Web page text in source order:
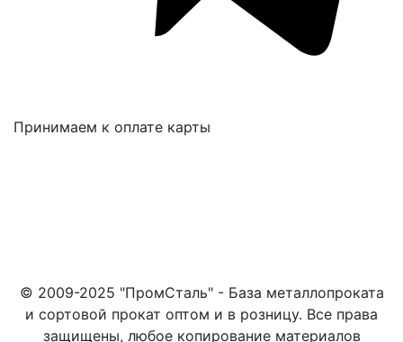
Принимаем к оплате карты
© 2009-2025 "ПромСталь" - База металлопроката
и сортовой прокат оптом и в розницу. Все права
защищены, любое копирование материалов